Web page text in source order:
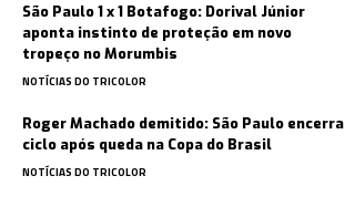
São Paulo 1 x 1 Botafogo: Dorival Júnior
aponta instinto de proteção em novo
tropeço no Morumbis
NOTÍCIAS DO TRICOLOR
Roger Machado demitido: São Paulo encerra
ciclo após queda na Copa do Brasil
NOTÍCIAS DO TRICOLOR